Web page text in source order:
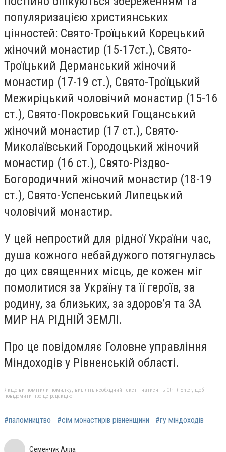
популяризацією християнських
цінностей: Свято-Троїцький Корецький
жіночий монастир (15-17ст.), Свято-
Троїцький Дерманський жіночий
монастир (17-19 ст.), Свято-Троїцький
Межиріцький чоловічий монастир (15-16
ст.), Свято-Покровський Гощанський
жіночий монастир (17 ст.), Свято-
Миколаївський Городоцький жіночий
монастир (16 ст.), Свято-Різдво-
Богородичний жіночий монастир (18-19
ст.), Свято-Успенський Липецький
чоловічий монастир.
У цей непростий для рідної України час,
душа кожного небайдужого потягнулась
до цих священних місць, де кожен міг
помолитися за Україну та її героїв, за
родину, за близьких, за здоров’я та ЗА
МИР НА РІДНІЙ ЗЕМЛІ.
Про це повідомляє Головне управління
Міндоходів у Рівненській області.
Якщо ви помітили помилку, виділіть необхідний текст і натисніть Ctrl + Enter, щоб
повідомити про це редакцію
#паломництво #сім монастирів рівненщини #гу міндоходів
Семенчук Алла